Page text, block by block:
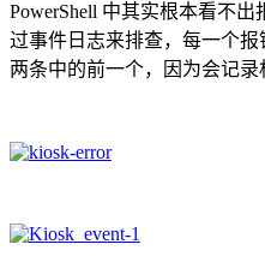
PowerShell 中其实根本看不
过事件日志来排查，每一个
两条中的前一个，因为会记录